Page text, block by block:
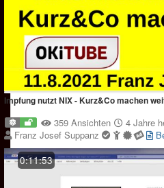
Impfung nutzt NIX - Kurz&Co machen
359 Ansichten
4 Jahre
Franz Josef Suppanz
0:11:53